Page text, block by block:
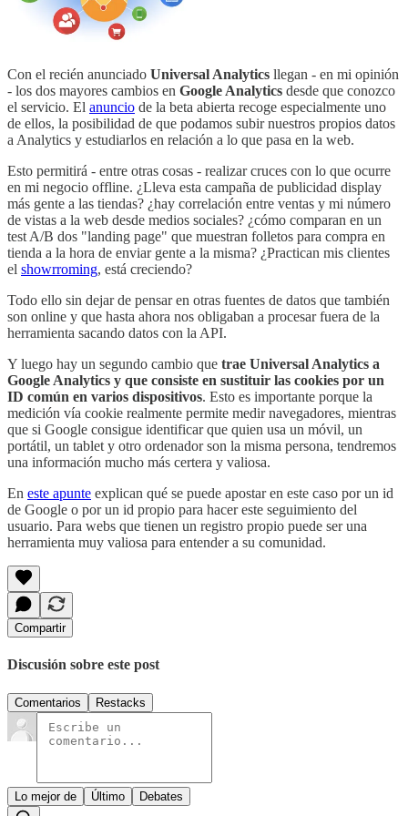
Con el recién anunciado Universal Analytics llegan - en mi opinión
- los dos mayores cambios en Google Analytics desde que conozco
el servicio. El anuncio de la beta abierta recoge especialmente uno
de ellos, la posibilidad de que podamos subir nuestros propios datos
a Analytics y estudiarlos en relación a lo que pasa en la web.
Esto permitirá - entre otras cosas - realizar cruces con lo que ocurre
en mi negocio offline. ¿Lleva esta campaña de publicidad display
más gente a las tiendas? ¿hay correlación entre ventas y mi número
de vistas a la web desde medios sociales? ¿cómo comparan en un
test A/B dos "landing page" que muestran folletos para compra en
tienda a la hora de enviar gente a la misma? ¿Practican mis clientes
el showrroming, está creciendo?
Todo ello sin dejar de pensar en otras fuentes de datos que también
son online y que hasta ahora nos obligaban a procesar fuera de la
herramienta sacando datos con la API.
Y luego hay un segundo cambio que trae Universal Analytics a
Google Analytics y que consiste en sustituir las cookies por un
ID común en varios dispositivos. Esto es importante porque la
medición vía cookie realmente permite medir navegadores, mientras
que si Google consigue identificar que quien usa un móvil, un
portátil, un tablet y otro ordenador son la misma persona, tendremos
una información mucho más certera y valiosa.
En este apunte explican qué se puede apostar en este caso por un id
de Google o por un id propio para hacer este seguimiento del
usuario. Para webs que tienen un registro propio puede ser una
herramienta muy valiosa para entender a su comunidad.
Compartir
Discusión sobre este post
Comentarios Restacks
Lo mejor de Último Debates